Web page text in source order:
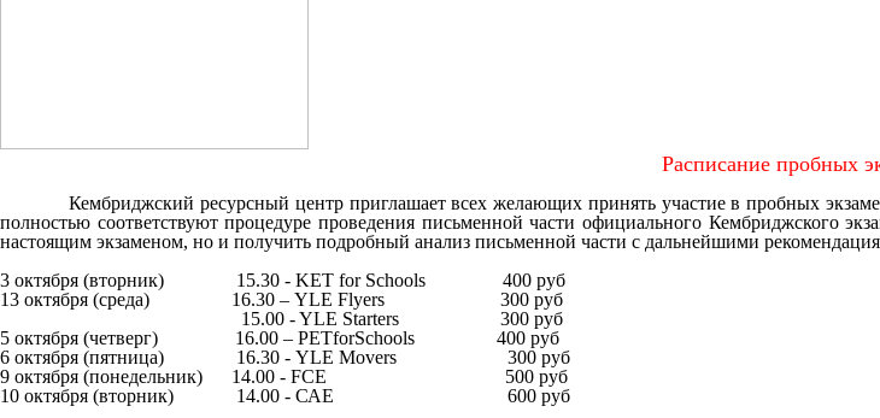
Расписание пробных
Кембриджский ресурсный центр приглашает всех желающих принять участие в пробных
полностью соответствуют процедуре проведения письменной части официального Кембриджского
настоящим экзаменом, но и получить подробный анализ письменной части с дальнейшими
3 октября (вторник) 15.30 - KET for Schools 400 руб
13 октября (среда) 16.30 – YLE Flyers
300 руб
15.00 - YLE Starters 300 руб
5 октября (четверг) 16.00 – PETforSchools 400 руб
6 октября (пятница) 16.30 - YLE Movers 300 руб
9 октября (понедельник) 14.00 - FCE 500 руб
10 октября (вторник) 14.00 - САЕ 600 руб